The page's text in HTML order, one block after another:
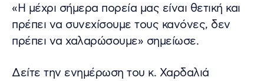
«Η μέχρι σήμερα πορεία μας είναι θετική και
πρέπει να συνεχίσουμε τους κανόνες, δεν
πρέπει να χαλαρώσουμε» σημείωσε.
Δείτε την ενημέρωση του κ. Χαρδαλιά